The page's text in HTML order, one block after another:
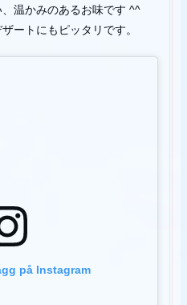
、温かみのあるお味です ^^
ートにもピッタリです。
på Instagram